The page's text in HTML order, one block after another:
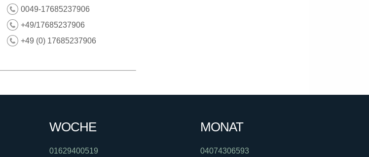
0049-17685237906
+49/17685237906
+49 (0) 17685237906
WOCHE
01629400519
MONAT
04074306593